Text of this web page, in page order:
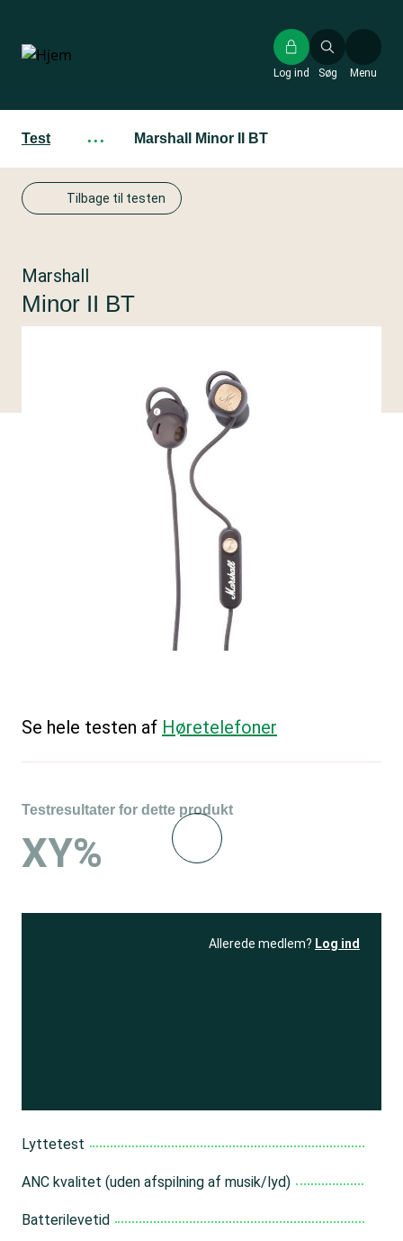
hovedindhold
Søg
Log ind Menu
Test ··· Marshall Minor II BT
Tilbage til testen
Marshall
Minor II BT
Se hele testen af Høretelefoner
Testresultater for dette produkt
XY%
Allerede medlem? Log ind
Lyttetest
ANC kvalitet (uden afspilning af musik/lyd)
Batterilevetid